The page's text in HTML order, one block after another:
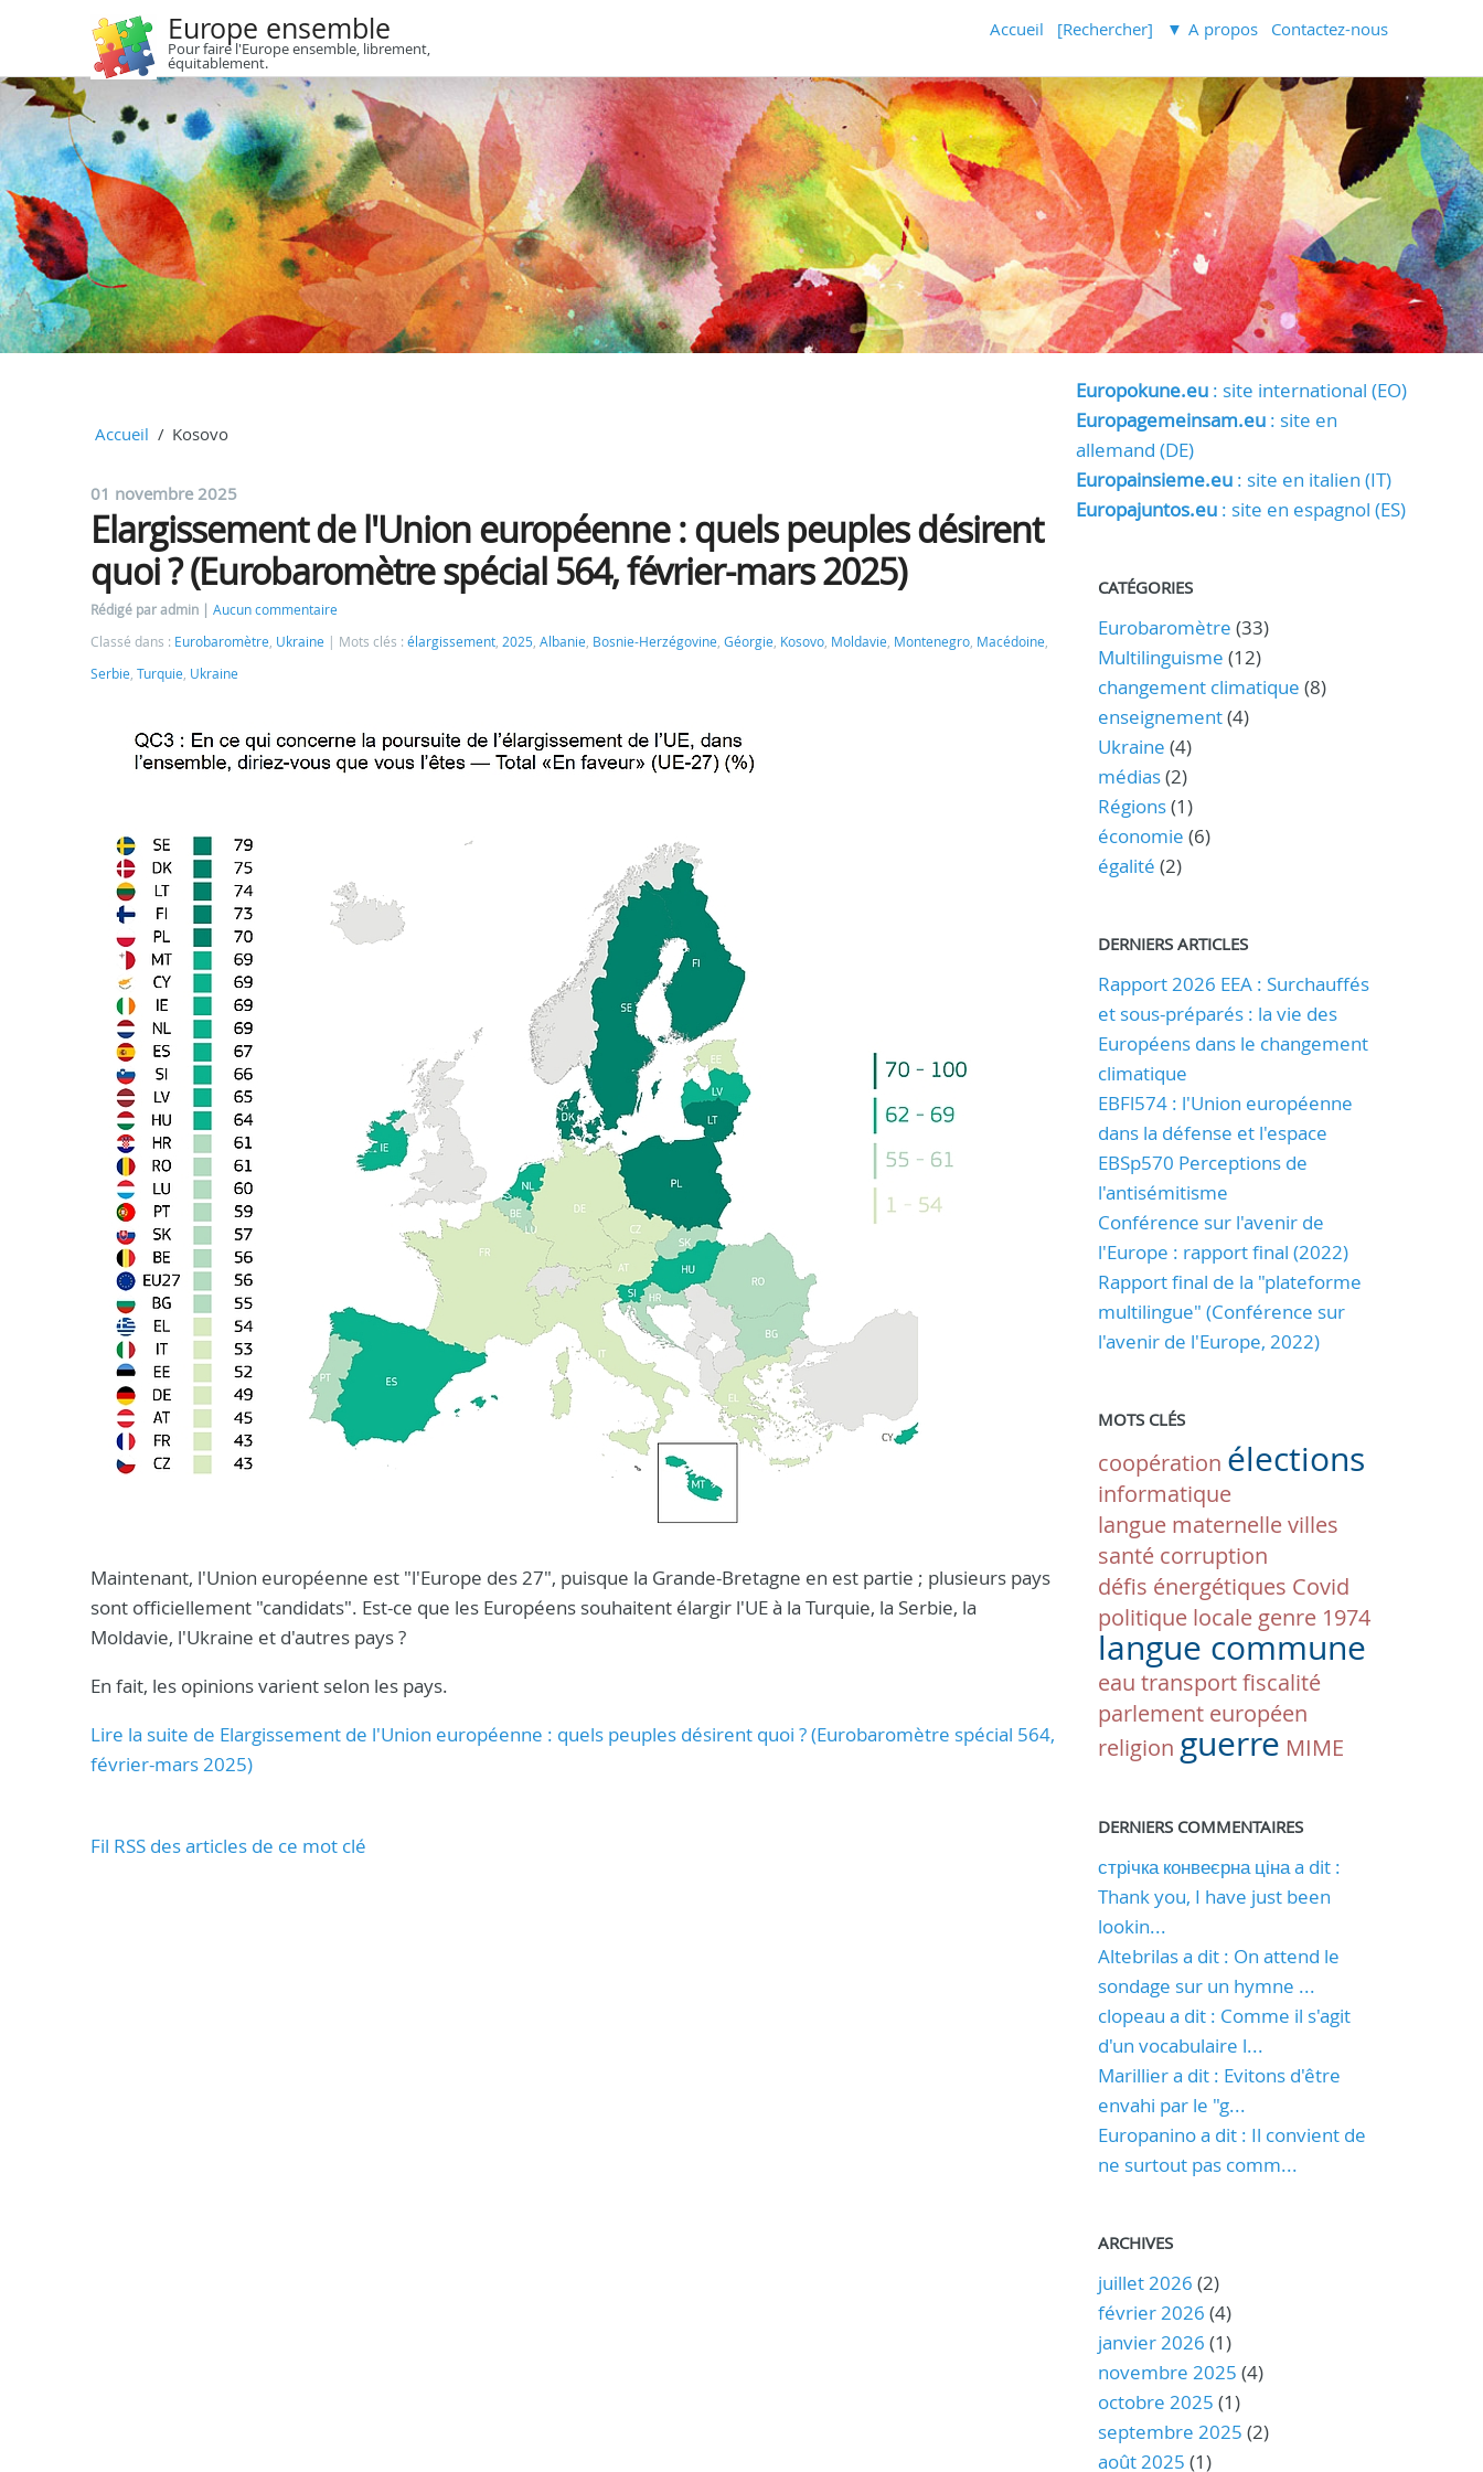
Europe ensemble
Pour faire l'Europe ensemble, librement,
équitablement.
Accueil [Rechercher] A propos Contactez-nous
Accueil Kosovo
01 novembre 2025
Elargissement de l'Union européenne : quels peuples désirent
quoi ? (Eurobaromètre spécial 564, février-mars 2025)
Rédigé par admin
Aucun commentaire
Classé dans : Eurobaromètre, Ukraine Mots clés : élargissement, 2025, Albanie, Bosnie-Herzégovine, Géorgie, Kosovo, Moldavie, Montenegro, Macédoine,
Serbie, Turquie, Ukraine
Maintenant, l'Union européenne est "l'Europe des 27", puisque la Grande-Bretagne en est partie ; plusieurs pays
sont officiellement "candidats". Est-ce que les Européens souhaitent élargir l'UE à la Turquie, la Serbie, la
Moldavie, l'Ukraine et d'autres pays ?
En fait, les opinions varient selon les pays.
Lire la suite de Elargissement de l'Union européenne : quels peuples désirent quoi ? (Eurobaromètre spécial 564,
février-mars 2025)
Fil RSS des articles de ce mot clé
Europokune.eu: site international (EO)
Europagemeinsam.eu: site en
allemand (DE)
Europainsieme.eu: site en italien (IT)
Europajuntos.eu: site en espagnol (ES)
CATÉGORIES
Eurobaromètre (33)
Multilinguisme (12)
changement climatique (8)
enseignement(4)
Ukraine (4)
médias(2)
Régions(1)
économie (6)
égalité (2)
DERNIERS ARTICLES
Rapport 2026 EEA : Surchauffés
et sous-préparés : la vie des
Européens dans le changement
climatique
EBFl574 : l'Union européenne
dans la défense et l'espace
EBSp570 Perceptions de
l'antisémitisme
Conférence sur l'avenir de
l'Europe : rapport final (2022)
Rapport final de la "plateforme
multilingue" (Conférence sur
l'avenir de l'Europe, 2022)
MOTS CLÉS
coopération élections
informatique
langue maternelle villes
santé corruption
défis énergétiques Covid
politique locale genre 1974
langue commune
eau transport fiscalité
parlement européen
religion guerre MIME
DERNIERS COMMENTAIRES
стрічка конвеєрна ціна a dit :
Thank you, I have just been
lookin...
Altebrilas a dit : On attend le
sondage sur un hymne ...
clopeau a dit : Comme il s'agit
d'un vocabulaire l...
Marillier a dit : Evitons d'être
envahi par le "g...
Europanino a dit : Il convient de
ne surtout pas comm...
ARCHIVES
juillet 2026 (2)
février 2026 (4)
janvier 2026 (1)
novembre 2025 (4)
octobre 2025 (1)
septembre 2025 (2)
août 2025 (1)